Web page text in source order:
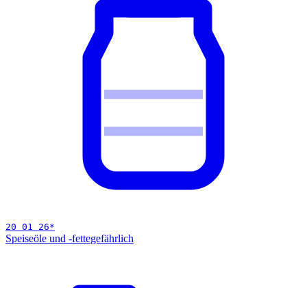
20 01 26*
Speiseöle und -fettegefährlich